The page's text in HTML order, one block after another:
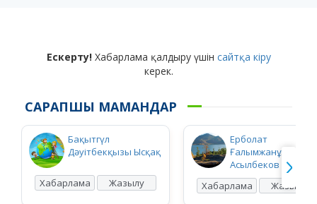
Ескерту!Хабарлама қалдыру үшін сайтқа кіру
керек.
САРАПШЫ МАМАНДАР
Бақытгүл
Дәуітбекқызы Ысқақ
Хабарлама Жазылу
Ерболат
Ғалымжанұлы
Асылбеков
Хабарлама
Жазылу